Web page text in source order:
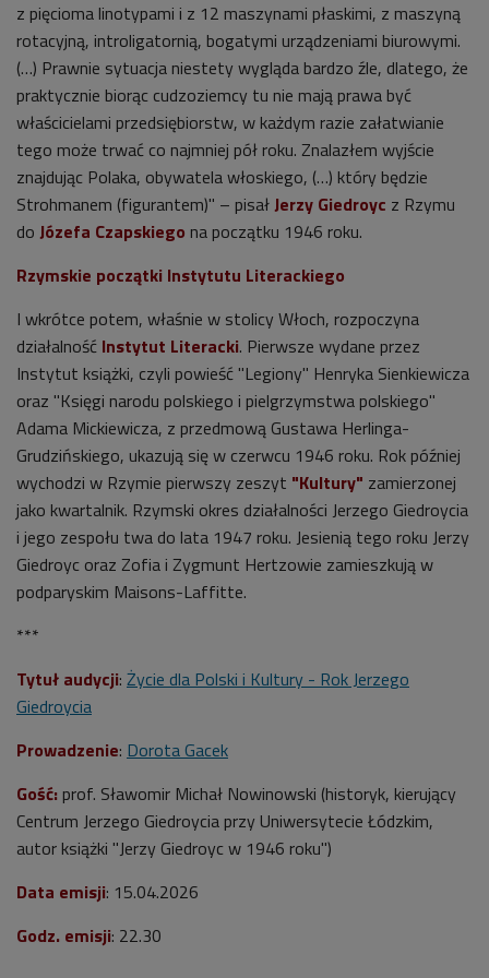
z pięcioma linotypami i z 12 maszynami płaskimi, z maszyną
rotacyjną, introligatornią, bogatymi urządzeniami biurowymi.
(…) Prawnie sytuacja niestety wygląda bardzo źle, dlatego, że
praktycznie biorąc cudzoziemcy tu nie mają prawa być
właścicielami przedsiębiorstw, w każdym razie załatwianie
tego może trwać co najmniej pół roku. Znalazłem wyjście
znajdując Polaka, obywatela włoskiego, (…) który będzie
Strohmanem (figurantem)" – pisałJerzy Giedroyc z Rzymu
do Józefa Czapskiego na początku 1946 roku.
Rzymskie początki Instytutu Literackiego
I wkrótce potem, właśnie w stolicy Włoch, rozpoczyna
działalność Instytut Literacki. Pierwsze wydane przez
Instytut książki, czyli powieść "Legiony" Henryka Sienkiewicza
oraz "Księgi narodu polskiego i pielgrzymstwa polskiego"
Adama Mickiewicza, z przedmową Gustawa Herlinga-
Grudzińskiego, ukazują się w czerwcu 1946 roku. Rok później
wychodzi w Rzymie pierwszy zeszyt "Kultury" zamierzonej
jako kwartalnik. Rzymski okres działalności Jerzego Giedroycia
i jego zespołu twa do lata 1947 roku. Jesienią tego roku Jerzy
Giedroyc oraz Zofia i Zygmunt Hertzowie zamieszkują w
podparyskim Maisons-Laffitte.
***
Tytuł audycji: Życie dla Polski i Kultury - Rok Jerzego
Giedroycia
Prowadzenie: Dorota Gacek
Gość: prof. Sławomir Michał Nowinowski (historyk, kierujący
Centrum Jerzego Giedroycia przy Uniwersytecie Łódzkim,
autor książki "Jerzy Giedroyc w 1946 roku")
Data emisji: 15.04.2026
Godz. emisji: 22.30